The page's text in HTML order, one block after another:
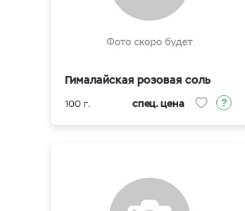
Гималайская розовая соль
100 г. спец. цена